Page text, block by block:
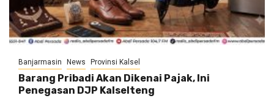
Banjarmasin News Provinsi Kalsel
Barang Pribadi Akan Dikenai Pajak, Ini
Penegasan DJP Kalselteng